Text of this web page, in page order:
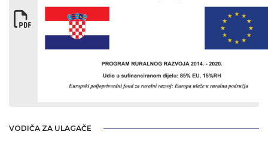
VODIČA ZA ULAGAČE